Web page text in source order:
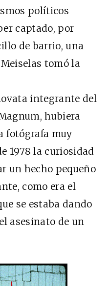
políticos
captado, por
de barrio, una
tomó la
integrante del
hubiera
fotógrafa muy
1978 la curiosidad
un hecho pequeño
como era el
se estaba dando
asesinato de un